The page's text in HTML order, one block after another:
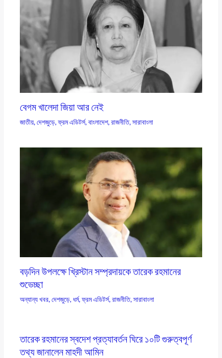
বেগম খালেদা জিয়া আর নেই
জাতীয়,দেশজুড়ে,ফ্রম এডিটর্স,বাংলাদেশ,রাজনীতি,সারাবাংলা
বড়দিন উপলক্ষে খ্রিস্টান সম্প্রদায়কে তারেক রহমানের
শুভেচ্ছা
অন্যান্য খবর,দেশজুড়ে, ধর্ম,ফ্রম এডিটর্স,রাজনীতি,সারাবাংলা
তারেক রহমানের স্বদেশ প্রত্যাবর্তন ঘিরে ১০টি গুরুত্বপূর্ণ
তথ্য জানালেন মাহদী আমিন